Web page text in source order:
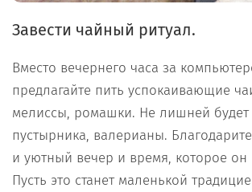
Завести чайный ритуал.
Вместо вечернего часа за
предлагайте пить успокаивающие
мелиссы, ромашки. Не лишней будет
пустырника, валерианы.
и уютный вечер и время, которое он
Пусть это станет маленькой